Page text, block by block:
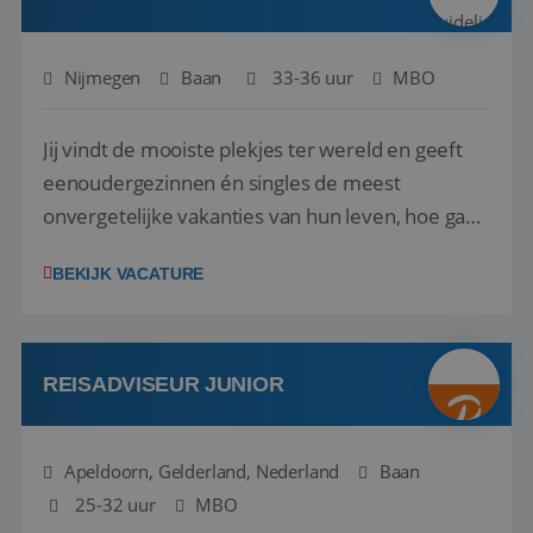
Nijmegen Baan 33-36 uur MBO
Jij vindt de mooiste plekjes ter wereld en geeft
eenoudergezinnen én singles de meest
onvergetelijke vakanties van hun leven, hoe gaaf
net zo goed thuis is in een onderhandeling als op
in Europa? Dan is dit jouw kans. A...
BEKIJK VACATURE
REISADVISEUR JUNIOR
Apeldoorn, Gelderland, Nederland
Baan
25-32 uur
MBO
5 maanden 4
weken
_GRECAPTCHA
Google Privacy Policy